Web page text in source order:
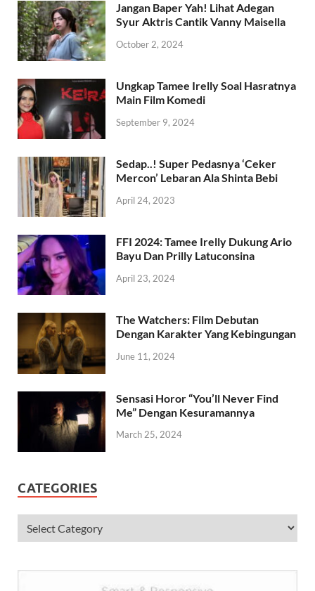
Jangan Baper Yah! Lihat Adegan
Syur Aktris Cantik Vanny Maisella
October 2, 2024
Ungkap Tamee Irelly Soal Hasratnya
Main Film Komedi
September 9, 2024
Sedap..! Super Pedasnya ‘Ceker
Mercon’ Lebaran Ala Shinta Bebi
April 24, 2023
FFI 2024: Tamee Irelly Dukung Ario
Bayu Dan Prilly Latuconsina
April 23, 2024
The Watchers: Film Debutan
Dengan Karakter Yang Kebingungan
June 11, 2024
Sensasi Horor “You’ll Never Find
Me” Dengan Kesuramannya
March 25, 2024
CATEGORIES